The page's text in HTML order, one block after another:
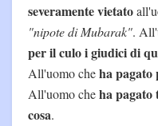
severamente vietato
"nipote di Mubarak".
per il culo i giudici di
All'uomo cheha pagato
All'uomo cheha pagato
cosa.